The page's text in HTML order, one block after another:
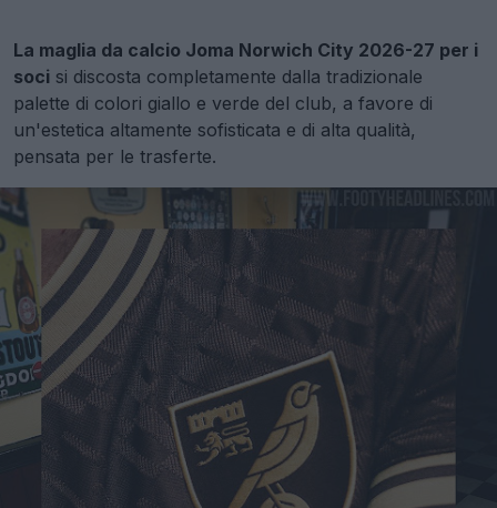
La maglia da calcio Joma Norwich City 2026-27 per i
soci si discosta completamente dalla tradizionale
palette di colori giallo e verde del club, a favore di
un'estetica altamente sofisticata e di alta qualità,
pensata per le trasferte.